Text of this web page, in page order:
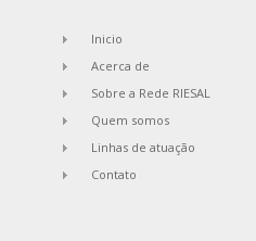
Inicio
Acerca de
Sobre a Rede RIESAL
Quem somos
Linhas de atuação
Contato